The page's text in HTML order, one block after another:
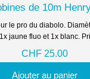
de 10m
le pro du diabolo.
jaune fluo et 1x blanc.
CHF 25.00
Ajouter au panier